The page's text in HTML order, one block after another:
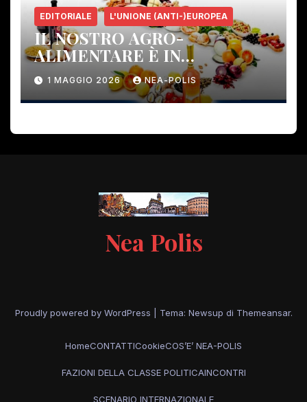
EDITORIALE L'UNIONE (ANTI-)EUROPEA
IL NOSTRO AGRO-
ALIMENTARE È IN
PERICOLO!
1 MAGGIO 2026 NEA-POLIS
Nea Polis
Proudly powered by WordPress Tema: Newsup di Themeansar.
HomeCONTATTICookieCOS’E’ NEA-POLIS
FAZIONI DELLA CLASSE POLITICAINCONTRI
SCENARIO INTERNAZIONALE